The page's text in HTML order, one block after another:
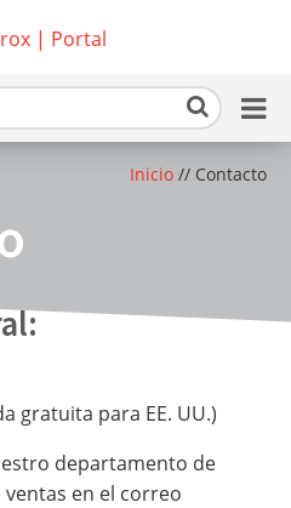
Inicio // Contacto
gratuita para EE. UU.)
departamento de
en el correo